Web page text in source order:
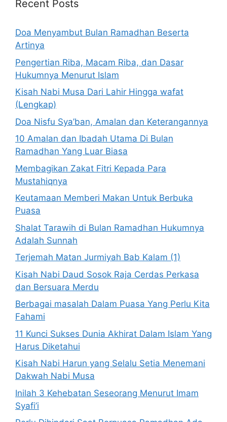
Recent Posts
Doa Menyambut Bulan Ramadhan Beserta
Artinya
Pengertian Riba, Macam Riba, dan Dasar
Hukumnya Menurut Islam
Kisah Nabi Musa Dari Lahir Hingga wafat
(Lengkap)
Doa Nisfu Sya’ban, Amalan dan Keterangannya
10 Amalan dan Ibadah Utama Di Bulan
Ramadhan Yang Luar Biasa
Membagikan Zakat Fitri Kepada Para
Mustahiqnya
Keutamaan Memberi Makan Untuk Berbuka
Puasa
Shalat Tarawih di Bulan Ramadhan Hukumnya
Adalah Sunnah
Terjemah Matan Jurmiyah Bab Kalam (1)
Kisah Nabi Daud Sosok Raja Cerdas Perkasa
dan Bersuara Merdu
Berbagai masalah Dalam Puasa Yang Perlu Kita
Fahami
11 Kunci Sukses Dunia Akhirat Dalam Islam Yang
Harus Diketahui
Kisah Nabi Harun yang Selalu Setia Menemani
Dakwah Nabi Musa
Inilah 3 Kehebatan Seseorang Menurut Imam
Syafi’i